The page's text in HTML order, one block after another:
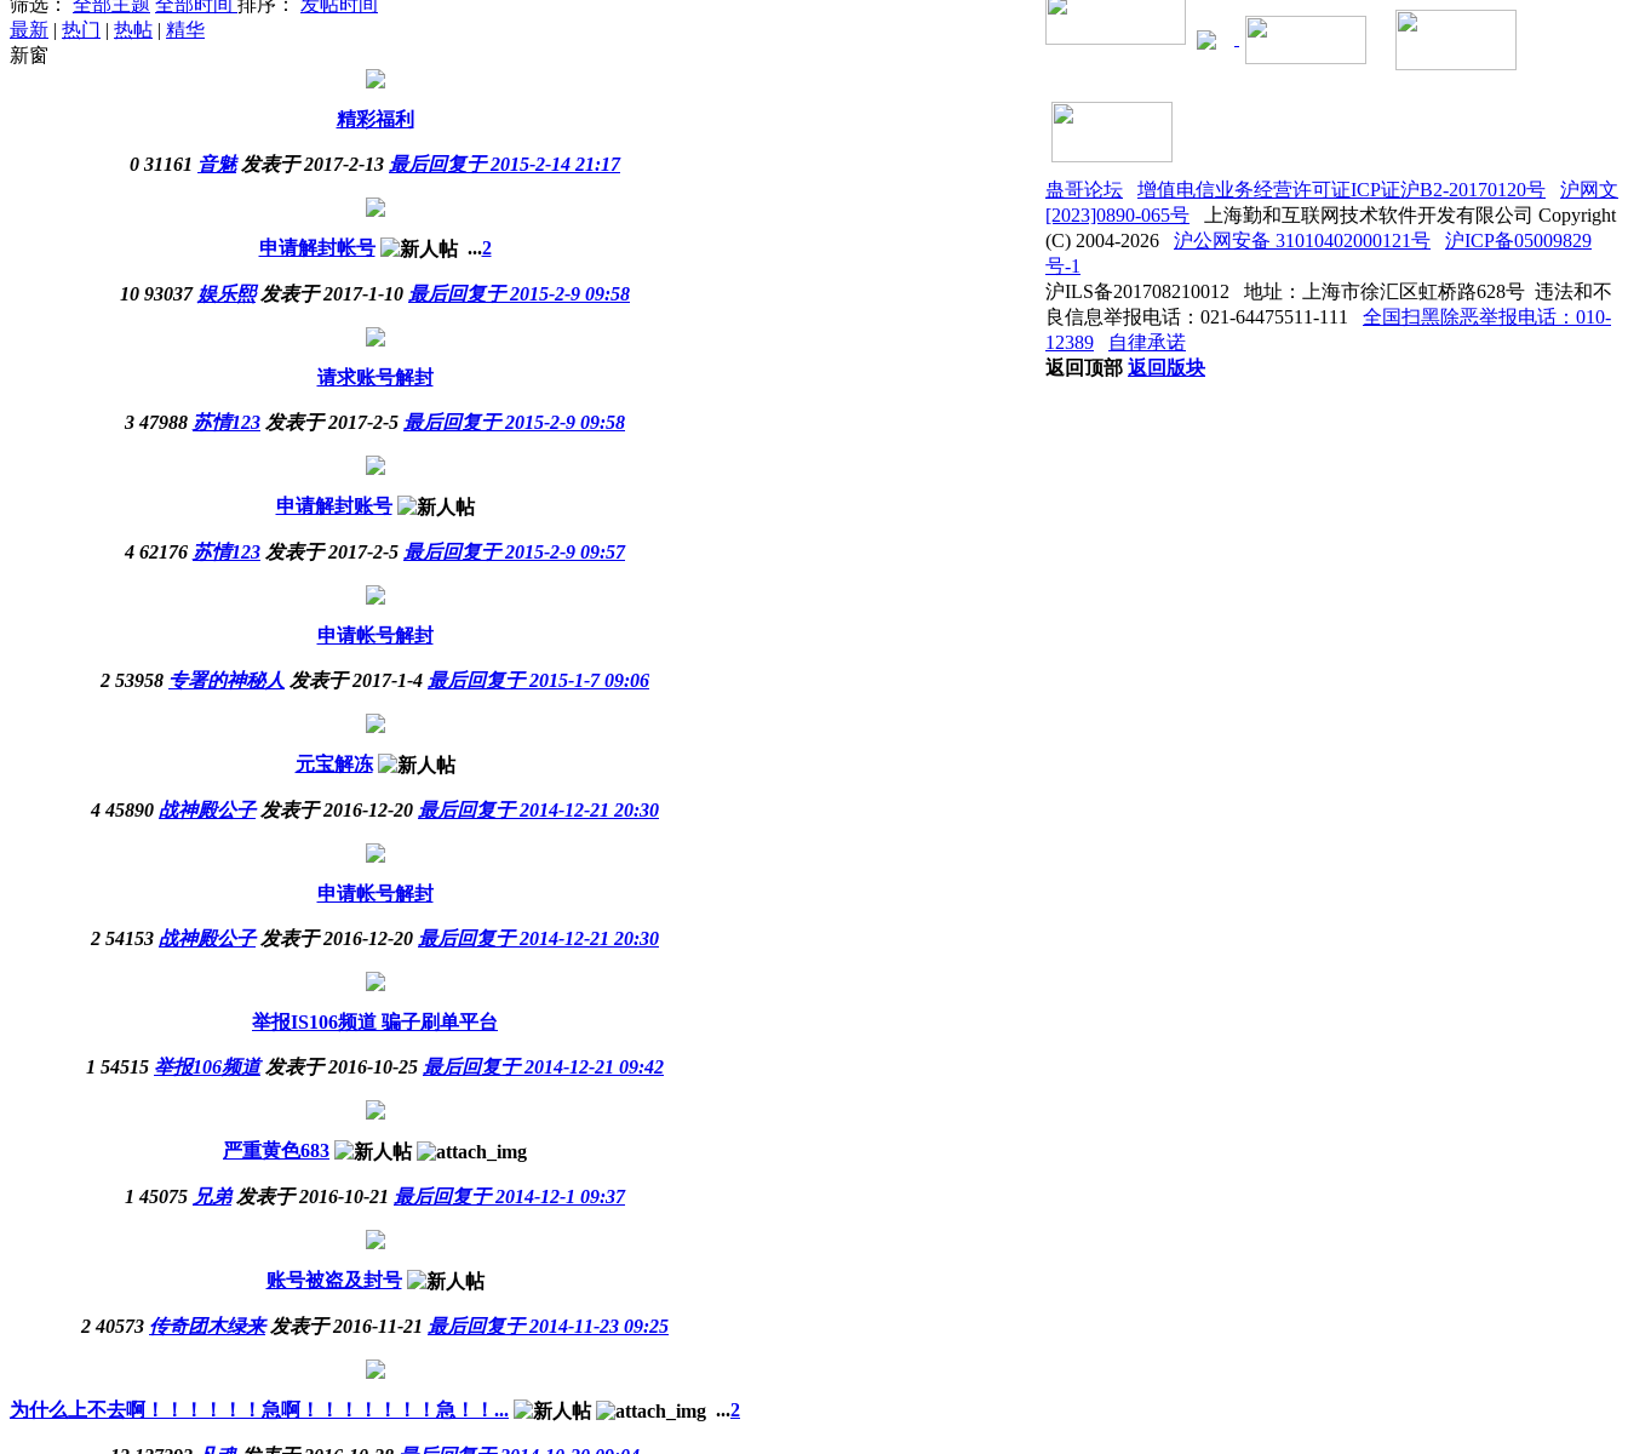
最新 | 热门 | 热帖 | 精华
新窗
精彩福利
0 31161 音魅 发表于 2017-2-13 最后回复于 2015-2-14 21:17
申请解封帐号 ...2
10 93037 娱乐熙 发表于 2017-1-10 最后回复于 2015-2-9 09:58
请求账号解封
3 47988 苏情123 发表于 2017-2-5 最后回复于 2015-2-9 09:58
申请解封账号
4 62176 苏情123 发表于 2017-2-5 最后回复于 2015-2-9 09:57
申请帐号解封
2 53958 专署的神秘人 发表于 2017-1-4 最后回复于 2015-1-7 09:06
元宝解冻
4 45890 战神殿公子 发表于 2016-12-20 最后回复于 2014-12-21 20:30
申请帐号解封
2 54153 战神殿公子 发表于 2016-12-20 最后回复于 2014-12-21 20:30
举报IS106频道 骗子刷单平台
1 54515 举报106频道 发表于 2016-10-25 最后回复于 2014-12-21 09:42
严重黄色683
1 45075 兄弟 发表于 2016-10-21 最后回复于 2014-12-1 09:37
账号被盗及封号
2 40573 传奇团木绿来 发表于 2016-11-21 最后回复于 2014-11-23 09:25
为什么上不去啊！！！！！！急啊！！！！！！！急！！... ...2
蛊哥论坛 增值电信业务经营许可证ICP证沪B2-20170120号
沪网文
[2023]0890-065号
上海勤和互联网技术软件开发有限公司 Copyright
(C) 2004-2026
沪公网安备 31010402000121号
沪ICP备05009829
号-1
沪ILS备201708210012
地址：上海市徐汇区虹桥路628号 违法和不
良信息举报电话：021-64475511-111 全国扫黑除恶举报电话：010-
12389
自律承诺
返回顶部 返回版块